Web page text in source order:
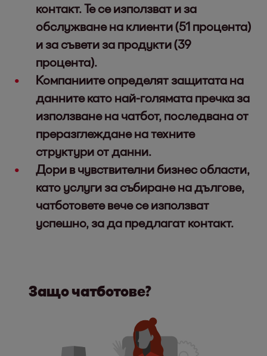
контакт. Те се използват и за
обслужване на клиенти (51 процента)
и за съвети за продукти (39
процента).
Компаниите определят защитата на
данните като най-голямата пречка за
използване на чатбот, последвана от
преразглеждане на техните
структури от данни.
Дори в чувствителни бизнес области,
като услуги за събиране на дългове,
чатботовете вече се използват
успешно, за да предлагат контакт.
Защо чатботове?